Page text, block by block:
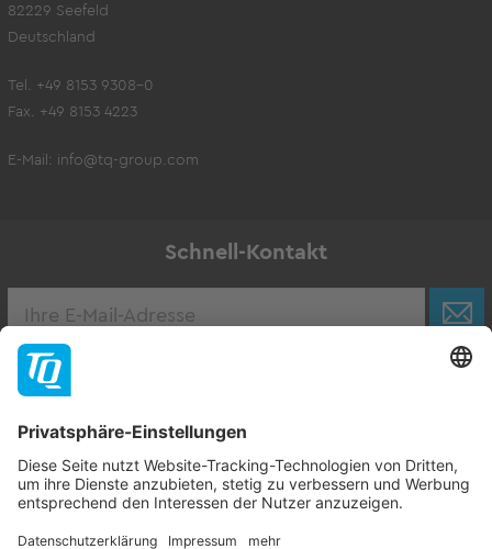
82229 Seefeld
Deutschland
Tel. +49 8153 9308-0
Fax. +49 8153 4223
E-Mail: info@tq-group.com
Schnell-Kontakt
Zur Stellenbörse